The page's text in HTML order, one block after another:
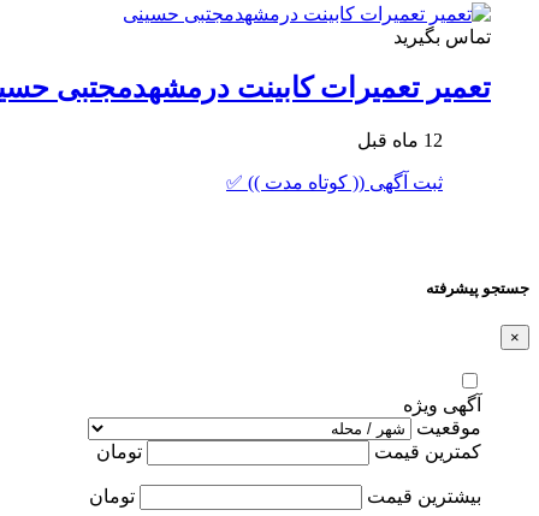
تماس بگیرید
تعمیر تعمیرات کابینت درمشهدمجتبی
12 ماه قبل
ثبت آگهی (( کوتاه مدت )) ✅
جستجو پیشرفته
×
آگهی ویژه
موقعیت
کمترین قیمت
تومان
بیشترین قیمت تومان